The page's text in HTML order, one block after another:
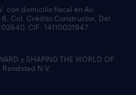
con domicilio fiscal en Av.
Col. Crédito Constructor, Del.
CIF: 14110031947
y SHAPING THE WORLD OF
N.V.